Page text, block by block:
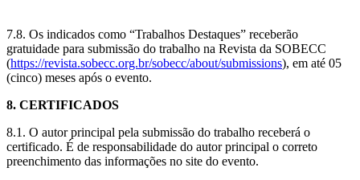
7.8. Os indicados como “Trabalhos Destaques” receberão
gratuidade para submissão do trabalho na Revista da SOBECC
(https://revista.sobecc.org.br/sobecc/about/submissions), em até 05
(cinco) meses após o evento.
8. CERTIFICADOS
8.1. O autor principal pela submissão do trabalho receberá o
certificado. É de responsabilidade do autor principal o correto
preenchimento das informações no site do evento.